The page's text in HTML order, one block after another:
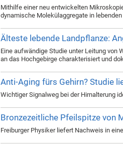
Mithilfe einer neu entwickelten
dynamische Molekülaggregate in
Älteste lebende Landpflanze:
Eine aufwändige Studie unter Leitung von
an das Hochgebirge charakterisiert und
Anti-Aging fürs Gehirn? Studie
Wichtiger Signalweg bei der Hirnalterung
Bronzezeitliche Pfeilspitze von
Freiburger Physiker liefert Nachweis in